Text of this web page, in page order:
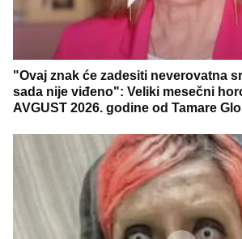
"Ovaj znak će zadesiti neverovatna
sada nije viđeno": Veliki mesečni
AVGUST 2026. godine od Tamare